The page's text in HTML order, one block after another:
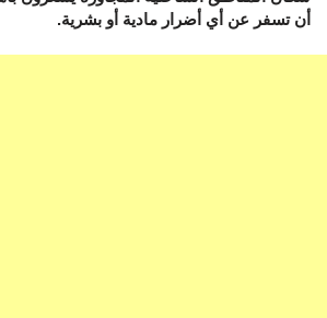
أن تسفر عن أي أضرار مادية أو بشرية.